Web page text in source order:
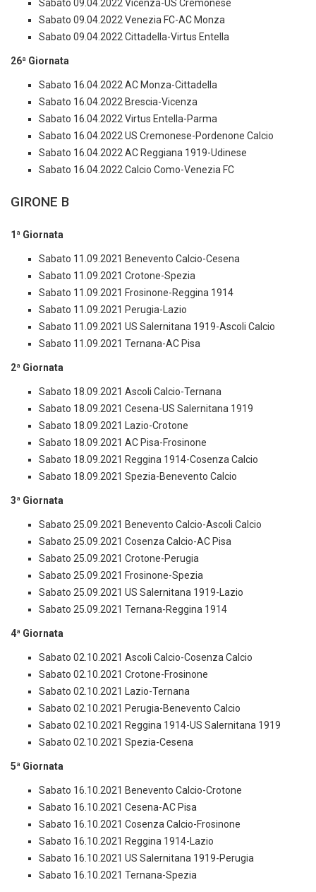
Sabato 09.04.2022 Vicenza-US Cremonese
Sabato 09.04.2022 Venezia FC-AC Monza
Sabato 09.04.2022 Cittadella-Virtus Entella
26ª Giornata
Sabato 16.04.2022 AC Monza-Cittadella
Sabato 16.04.2022 Brescia-Vicenza
Sabato 16.04.2022 Virtus Entella-Parma
Sabato 16.04.2022 US Cremonese-Pordenone Calcio
Sabato 16.04.2022 AC Reggiana 1919-Udinese
Sabato 16.04.2022 Calcio Como-Venezia FC
GIRONE B
1ª Giornata
Sabato 11.09.2021 Benevento Calcio-Cesena
Sabato 11.09.2021 Crotone-Spezia
Sabato 11.09.2021 Frosinone-Reggina 1914
Sabato 11.09.2021 Perugia-Lazio
Sabato 11.09.2021 US Salernitana 1919-Ascoli Calcio
Sabato 11.09.2021 Ternana-AC Pisa
2ª Giornata
Sabato 18.09.2021 Ascoli Calcio-Ternana
Sabato 18.09.2021 Cesena-US Salernitana 1919
Sabato 18.09.2021 Lazio-Crotone
Sabato 18.09.2021 AC Pisa-Frosinone
Sabato 18.09.2021 Reggina 1914-Cosenza Calcio
Sabato 18.09.2021 Spezia-Benevento Calcio
3ª Giornata
Sabato 25.09.2021 Benevento Calcio-Ascoli Calcio
Sabato 25.09.2021 Cosenza Calcio-AC Pisa
Sabato 25.09.2021 Crotone-Perugia
Sabato 25.09.2021 Frosinone-Spezia
Sabato 25.09.2021 US Salernitana 1919-Lazio
Sabato 25.09.2021 Ternana-Reggina 1914
4ª Giornata
Sabato 02.10.2021 Ascoli Calcio-Cosenza Calcio
Sabato 02.10.2021 Crotone-Frosinone
Sabato 02.10.2021 Lazio-Ternana
Sabato 02.10.2021 Perugia-Benevento Calcio
Sabato 02.10.2021 Reggina 1914-US Salernitana 1919
Sabato 02.10.2021 Spezia-Cesena
5ª Giornata
Sabato 16.10.2021 Benevento Calcio-Crotone
Sabato 16.10.2021 Cesena-AC Pisa
Sabato 16.10.2021 Cosenza Calcio-Frosinone
Sabato 16.10.2021 Reggina 1914-Lazio
Sabato 16.10.2021 US Salernitana 1919-Perugia
Sabato 16.10.2021 Ternana-Spezia